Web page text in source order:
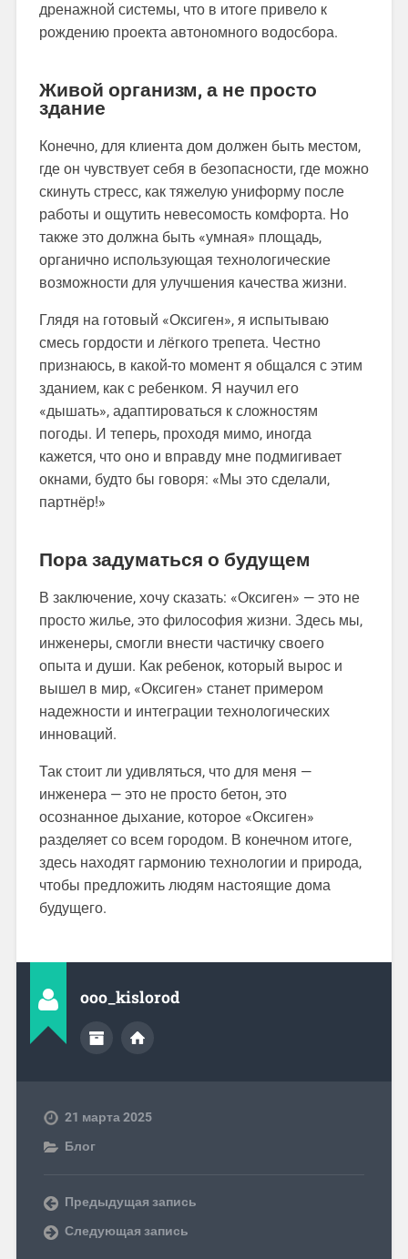
дренажной системы, что в итоге привело к
рождению проекта автономного водосбора.
Живой организм, а не просто
здание
Конечно, для клиента дом должен быть местом,
где он чувствует себя в безопасности, где можно
скинуть стресс, как тяжелую униформу после
работы и ощутить невесомость комфорта. Но
также это должна быть «умная» площадь,
органично использующая технологические
возможности для улучшения качества жизни.
Глядя на готовый «Оксиген», я испытываю
смесь гордости и лёгкого трепета. Честно
признаюсь, в какой-то момент я общался с этим
зданием, как с ребенком. Я научил его
«дышать», адаптироваться к сложностям
погоды. И теперь, проходя мимо, иногда
кажется, что оно и вправду мне подмигивает
окнами, будто бы говоря: «Мы это сделали,
партнёр!»
Пора задуматься о будущем
В заключение, хочу сказать: «Оксиген» — это не
просто жилье, это философия жизни. Здесь мы,
инженеры, смогли внести частичку своего
опыта и души. Как ребенок, который вырос и
вышел в мир, «Оксиген» станет примером
надежности и интеграции технологических
инноваций.
Так стоит ли удивляться, что для меня —
инженера — это не просто бетон, это
осознанное дыхание, которое «Оксиген»
разделяет со всем городом. В конечном итоге,
здесь находят гармонию технологии и природа,
чтобы предложить людям настоящие дома
будущего.
ooo_kislorod
21 марта 2025
Блог
Предыдущая запись
Следующая запись